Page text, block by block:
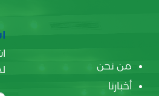
من نحن
أخبارنا